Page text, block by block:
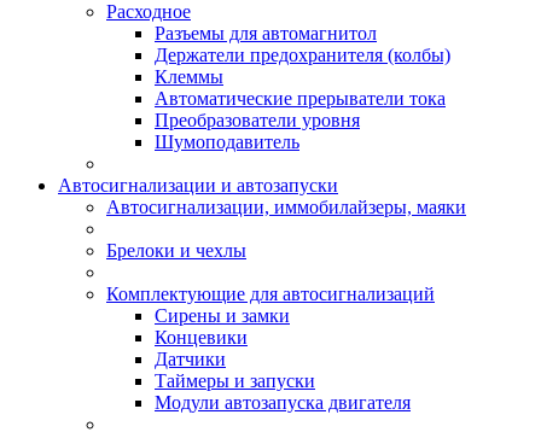
Расходное
Разъемы для автомагнитол
Держатели предохранителя (колбы)
Клеммы
Автоматические прерыватели тока
Преобразователи уровня
Шумоподавитель
Автосигнализации и автозапуски
Автосигнализации, иммобилайзеры, маяки
Брелоки и чехлы
Комплектующие для автосигнализаций
Сирены и замки
Концевики
Датчики
Таймеры и запуски
Модули автозапуска двигателя